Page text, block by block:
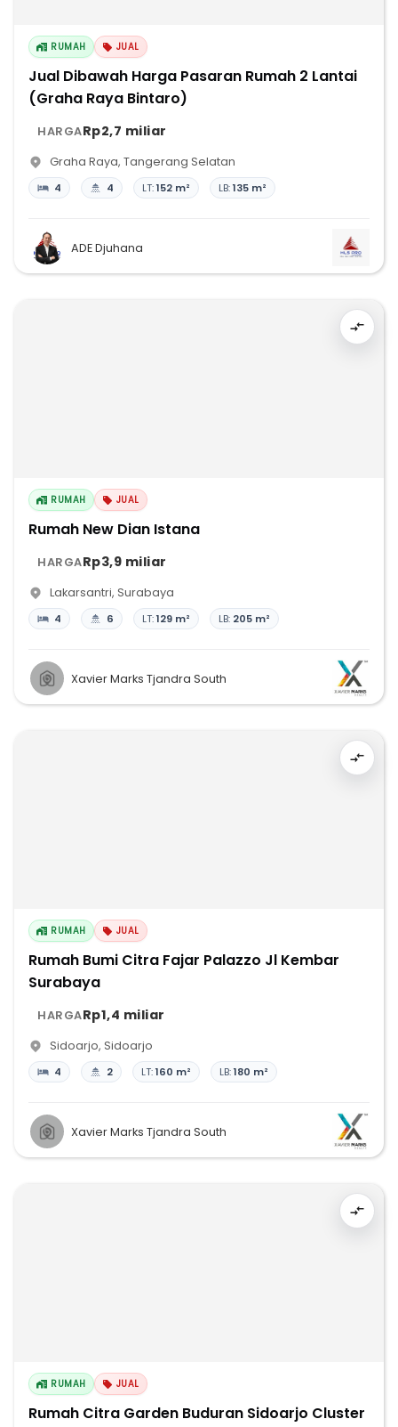
RUMAH JUAL
Jual Dibawah Harga Pasaran Rumah 2 Lantai
(Graha Raya Bintaro)
HARGARp2,7 miliar
Graha Raya, Tangerang Selatan
4 4 LT:152 m² LB:135 m²
ADE Djuhana
RUMAH JUAL
Rumah New Dian Istana
HARGARp3,9 miliar
Lakarsantri, Surabaya
4 6 LT:129 m² LB: 205 m²
Xavier Marks Tjandra South
RUMAH JUAL
Rumah Bumi Citra Fajar Palazzo Jl Kembar
Surabaya
HARGARp1,4 miliar
Sidoarjo, Sidoarjo
4 2 LT:160 m² LB:180 m²
Xavier Marks Tjandra South
RUMAH JUAL
Rumah Citra Garden Buduran Sidoarjo Cluster